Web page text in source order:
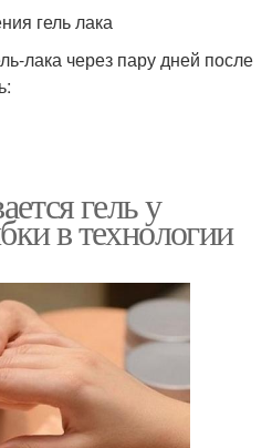
гель лака
лака через пару дней после
гель у
в технологии